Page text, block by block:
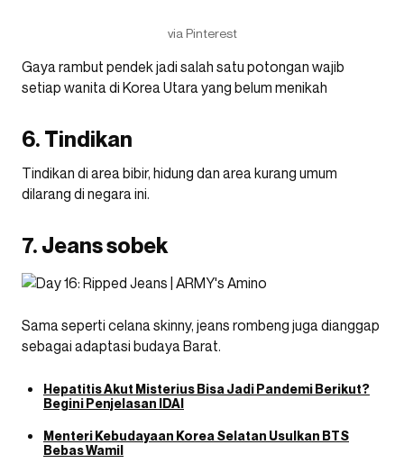
via Pinterest
Gaya rambut pendek jadi salah satu potongan wajib
setiap wanita di Korea Utara yang belum menikah
6. Tindikan
Tindikan di area bibir, hidung dan area kurang umum
dilarang di negara ini.
7. Jeans sobek
Sama seperti celana skinny, jeans rombeng juga dianggap
sebagai adaptasi budaya Barat.
Hepatitis Akut Misterius Bisa Jadi Pandemi Berikut?
Begini Penjelasan IDAI
Menteri Kebudayaan Korea Selatan Usulkan BTS
Bebas Wamil